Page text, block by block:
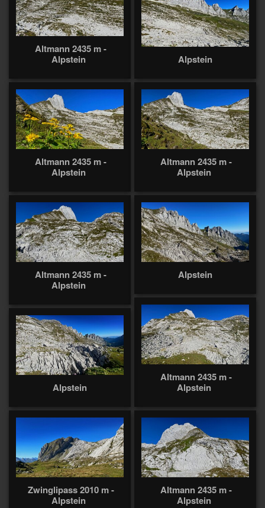
Altmann 2435 m -
Alpstein
Alpstein
Altmann 2435 m -
Alpstein
Altmann 2435 m -
Alpstein
Altmann 2435 m -
Alpstein
Alpstein
Altmann 2435 m -
Alpstein
Alpstein
Zwinglipass 2010 m -
Alpstein
Altmann 2435 m -
Alpstein